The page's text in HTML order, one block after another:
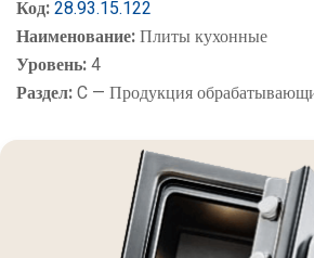
Код:28.93.15.122
Наименование:Плиты кухонные
Уровень:4
Раздел:C — Продукция